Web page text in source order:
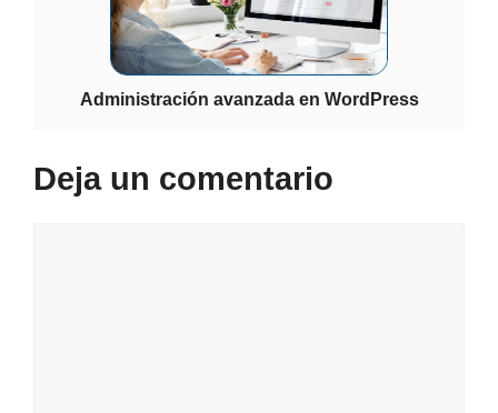
Administración avanzada en WordPress
Deja un comentario